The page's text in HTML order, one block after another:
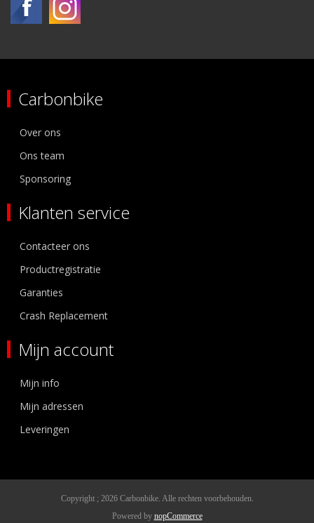
Carbonbike
Over ons
Ons team
Sponsoring
Klanten service
Contacteer ons
Productregistratie
Garanties
Crash Replacement
Mijn account
Mijn info
Mijn adressen
Leveringen
Copyright ; 2026 Carbonbike. Alle rechten voorbehouden.
Powered by nopCommerce